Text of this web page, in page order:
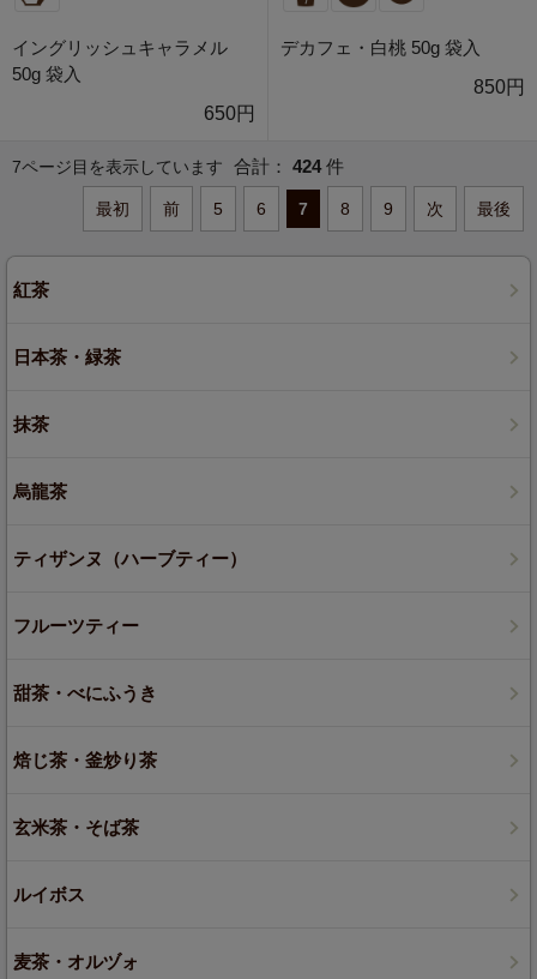
イングリッシュキャラメル
50g 袋入
650円
デカフェ・白桃 50g 袋入
850円
7ページ目を表示しています 合計： 424件
最初 前 5 6 7 8 9 次 最後
紅茶
日本茶・緑茶
抹茶
烏龍茶
ティザンヌ（ハーブティー）
フルーツティー
甜茶・べにふうき
焙じ茶・釜炒り茶
玄米茶・そば茶
ルイボス
麦茶・オルヅォ